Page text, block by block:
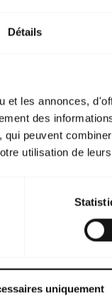
Détails
et les annonces,
des
peuvent
utilisation de
uniquement
et
gamme